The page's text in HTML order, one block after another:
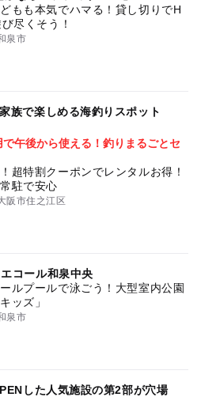
もも本気でハマる！貸し切りでH
尽くそう！
泉市
族で楽しめる海釣りスポット
午後から使える！釣りまるごとセ
超特割クーポンでレンタルお得！
駐で安心
阪市住之江区
コール和泉中央
ルプールで泳ごう！大型室内公園
ッズ」
泉市
した人気施設の第2部が穴場